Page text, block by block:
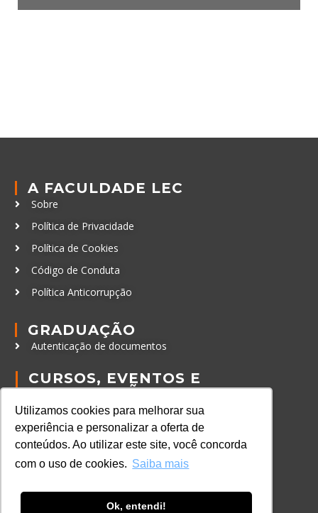
Utilizamos cookies para melhorar sua
experiência e personalizar a oferta de
conteúdos. Ao utilizar este site, você concorda
com o uso de cookies. Saiba mais
Ok, entendi!
A FACULDADE LEC
Sobre
Política de Privacidade
Política de Cookies
Código de Conduta
Política Anticorrupção
GRADUAÇÃO
Autenticação de documentos
CURSOS, EVENTOS E
CERTIFICAÇÕES
Online
In Company
Eventos
CONTATO